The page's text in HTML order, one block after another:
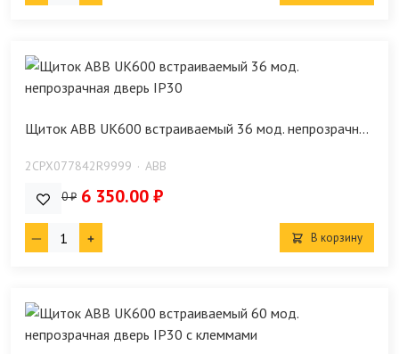
Щиток ABB UK600 встраиваемый 36 мод. непрозрачн...
2CPX077842R9999 ABB
8 350.00 ₽ 6 350.00 ₽
В корзину